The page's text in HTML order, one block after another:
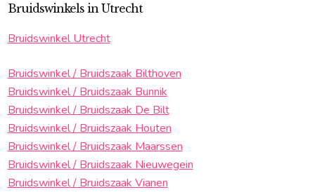
Bruidswinkels in Utrecht
Bruidswinkel Utrecht
Bruidswinkel / Bruidszaak Bilthoven
Bruidswinkel / Bruidszaak Bunnik
Bruidswinkel / Bruidszaak De Bilt
Bruidswinkel / Bruidszaak Houten
Bruidswinkel / Bruidszaak Maarssen
Bruidswinkel / Bruidszaak Nieuwegein
Bruidswinkel / Bruidszaak Vianen